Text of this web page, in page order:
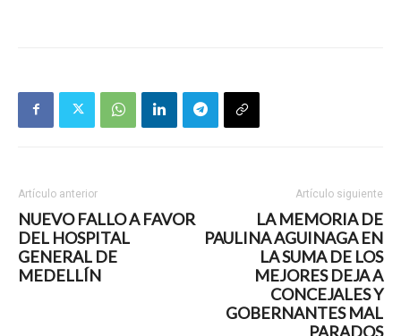
Artículo anterior
NUEVO FALLO A FAVOR
DEL HOSPITAL
GENERAL DE
MEDELLÍN
Artículo siguiente
LA MEMORIA DE
PAULINA AGUINAGA EN
LA SUMA DE LOS
MEJORES DEJA A
CONCEJALES Y
GOBERNANTES MAL
PARADOS